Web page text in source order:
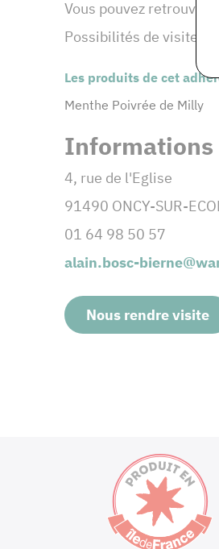
Vous pouvez retrouver
Possibilités de visites
Les produits de cet
Menthe Poivrée de Milly
Informations
4, rue de l'Eglise
91490 ONCY-SUR-
01 64 98 50 57
alain.bosc-
Nous rendre visite